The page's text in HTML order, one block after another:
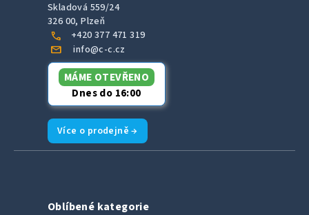
Skladová 559/24
326 00, Plzeň
call +420 377 471 319
mail info@c-c.cz
MÁME OTEVŘENO
Dnes do 16:00
Více o prodejně →
Oblíbené kategorie